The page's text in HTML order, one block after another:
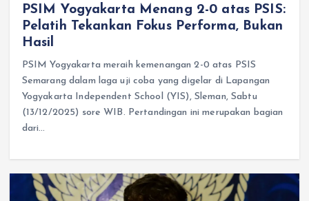
PSIM Yogyakarta Menang 2-0 atas PSIS:
Pelatih Tekankan Fokus Performa, Bukan
Hasil
PSIM Yogyakarta meraih kemenangan 2-0 atas PSIS
Semarang dalam laga uji coba yang digelar di Lapangan
Yogyakarta Independent School (YIS), Sleman, Sabtu
(13/12/2025) sore WIB. Pertandingan ini merupakan bagian
dari…